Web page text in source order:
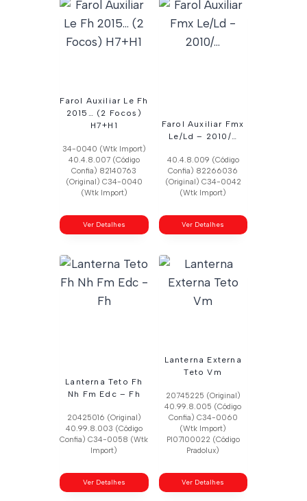
Farol Auxiliar Le Fh
2015… (2 Focos)
H7+H1
34-0040 (Wtk Import)
40.4.8.007 (Código
Confia) 82140763
(Original) C34-0040
(Wtk Import)
Ver Detalhes
Farol Auxiliar Fmx
Le/Ld – 2010/…
40.4.8.009 (Código
Confia) 82266036
(Original) C34-0042
(Wtk Import)
Ver Detalhes
Lanterna Teto Fh
Nh Fm Edc – Fh
20425016 (Original)
40.99.8.003 (Código
Confia) C34-0058 (Wtk
Import)
Ver Detalhes
Lanterna Externa
Teto Vm
20745225 (Original)
40.99.8.005 (Código
Confia) C34-0060
(Wtk Import)
Pl07100022 (Código
Pradolux)
Ver Detalhes